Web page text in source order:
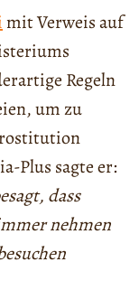
mit Verweis auf
Regeln
um zu
Plus sagte er:
dass
nehmen